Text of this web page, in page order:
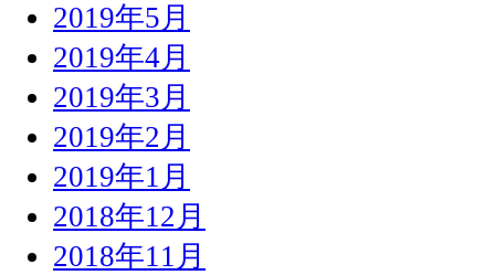
2019年5月
2019年4月
2019年3月
2019年2月
2019年1月
2018年12月
2018年11月